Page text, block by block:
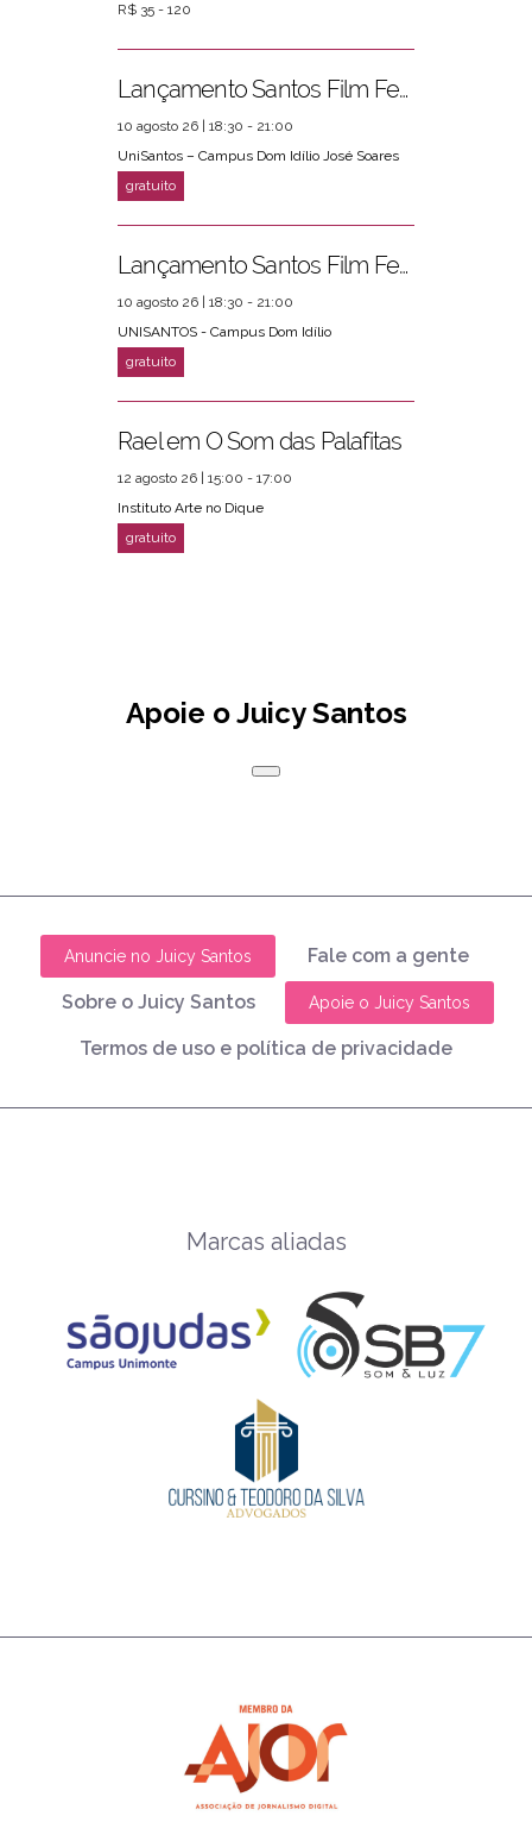
R$ 35 - 120
Lançamento Santos Film Fest
10 agosto 26 | 18:30 - 21:00
UniSantos – Campus Dom Idílio José Soares
Lançamento Santos Film Fest
10 agosto 26 | 18:30 - 21:00
UNISANTOS - Campus Dom Idílio
Rael em O Som das Palafitas
12 agosto 26 | 15:00 - 17:00
Instituto Arte no Dique
Apoie o Juicy Santos
Anuncie no Juicy Santos Fale com a gente
Sobre o Juicy Santos Apoie o Juicy Santos
Termos de uso e política de privacidade
Marcas aliadas